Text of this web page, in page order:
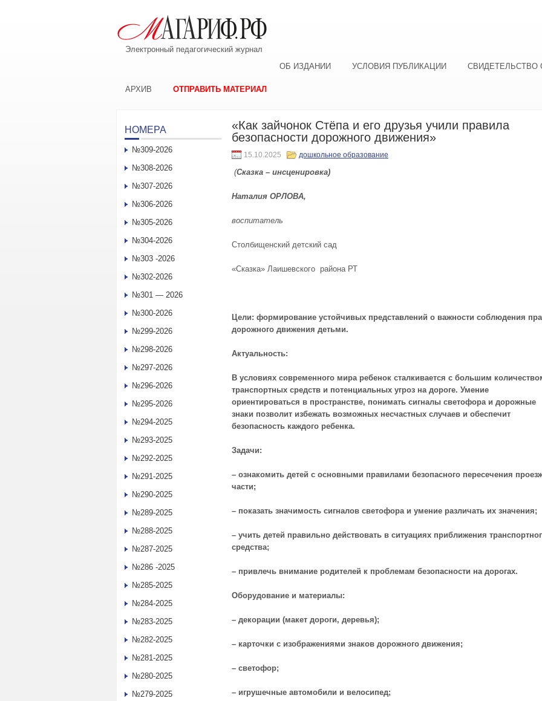
Электронный педагогический журнал
ОБ ИЗДАНИИ
УСЛОВИЯ ПУБЛИКАЦИИ СВИДЕТЕЛЬСТВО
АРХИВ ОТПРАВИТЬ МАТЕРИАЛ
«Как зайчонок Стёпа и его друзья учили правила
безопасности дорожного движения»
15.10.2025 дошкольное образование
(Сказка – инсценировка)
Наталия ОРЛОВА,
воспитатель
Столбищенский детский сад
«Сказка» Лаишевского района РТ
Цели: формирование устойчивых представлений о важности соблюдения
дорожного движения детьми.
Актуальность:
В условиях современного мира ребенок сталкивается с большим
транспортных средств и потенциальных угроз на дороге. Умение
ориентироваться в пространстве, понимать сигналы светофора и дорожные
знаки позволит избежать возможных несчастных случаев и обеспечит
безопасность каждого ребенка.
Задачи:
– ознакомить детей с основными правилами безопасного пересечения
части;
– показать значимость сигналов светофора и умение различать их значения;
– учить детей правильно действовать в ситуациях приближения
средства;
– привлечь внимание родителей к проблемам безопасности на дорогах.
Оборудование и материалы:
– декорации (макет дороги, деревья);
– карточки с изображениями знаков дорожного движения;
– светофор;
– игрушечные автомобили и велосипед;
НОМЕРА
№309-2026
№308-2026
№307-2026
№306-2026
№305-2026
№304-2026
№303 -2026
№302-2026
№301 — 2026
№300-2026
№299-2026
№298-2026
№297-2026
№296-2026
№295-2026
№294-2025
№293-2025
№292-2025
№291-2025
№290-2025
№289-2025
№288-2025
№287-2025
№286 -2025
№285-2025
№284-2025
№283-2025
№282-2025
№281-2025
№280-2025
№279-2025